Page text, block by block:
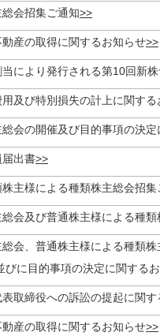
会招集ご通知
動産の取得に関するお知らせ
により発行される第10回新
及び特別損失の計上に関する
会の開催及び目的事項の決
出書
株主様による種類株主総会招集
会及び普通株主様による種
会、普通株主様による種類
びに目的事項の決定に関する
表取締役への訴訟の提起に関
動産の取得に関するお知らせ